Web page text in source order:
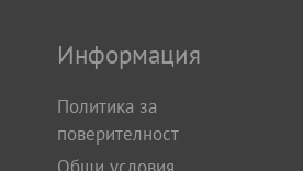
Информация
Политика за
поверителност